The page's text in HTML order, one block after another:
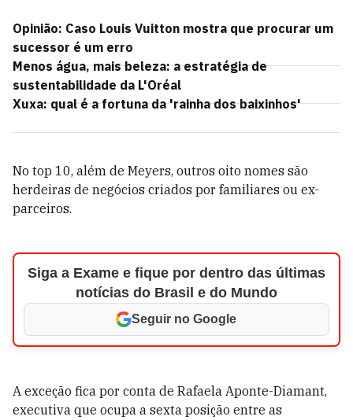
Opinião: Caso Louis Vuitton mostra que procurar um
sucessor é um erro
Menos água, mais beleza: a estratégia de
sustentabilidade da L'Oréal
Xuxa: qual é a fortuna da 'rainha dos baixinhos'
No top 10, além de Meyers, outros oito nomes são
herdeiras de negócios criados por familiares ou ex-
parceiros.
Siga a Exame e fique por dentro das últimas
notícias do Brasil e do Mundo
Seguir no Google
A exceção fica por conta de Rafaela Aponte-Diamant,
executiva que ocupa a sexta posição entre as